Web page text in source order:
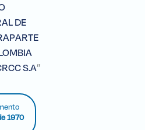
DE
S.A”
1970